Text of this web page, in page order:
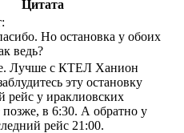
Цитата
Но остановка у обоих
ведь?
Лучше с КТЕЛ Ханион
эту остановку
рейс у ираклиовских
позже, в 6:30. А обратно у
рейс 21:00.